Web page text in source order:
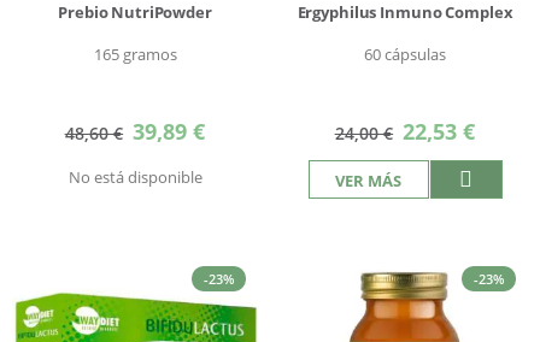
Prebio NutriPowder
165 gramos
48,60 € Precio
especial
39,89 €
No está disponible
Ergyphilus Inmuno Complex
60 cápsulas
24,00 € Precio
especial
22,53 €
VER MÁS
-23% -23%